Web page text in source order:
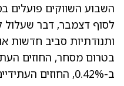
השבוע השווקים פועלים
לסוף דצמבר, דבר שעלול
ותנודתיות סביב חדשות